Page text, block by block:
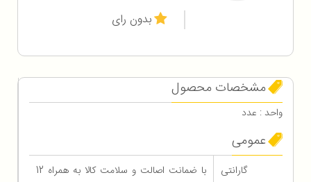
بدون رای
مشخصات محصول
واحد : عدد
عمومی
گارانتی
با ضمانت اصالت و سلامت کالا به همراه 12